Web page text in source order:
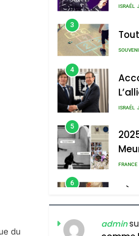
du
ISRAÉL
3
4
ISRAÉL
5
FRANCE
6
ISRAÉL
admin